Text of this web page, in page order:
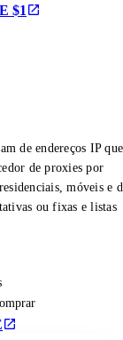
$1
de endereços IP que
de proxies por
móveis e
ou fixas e listas